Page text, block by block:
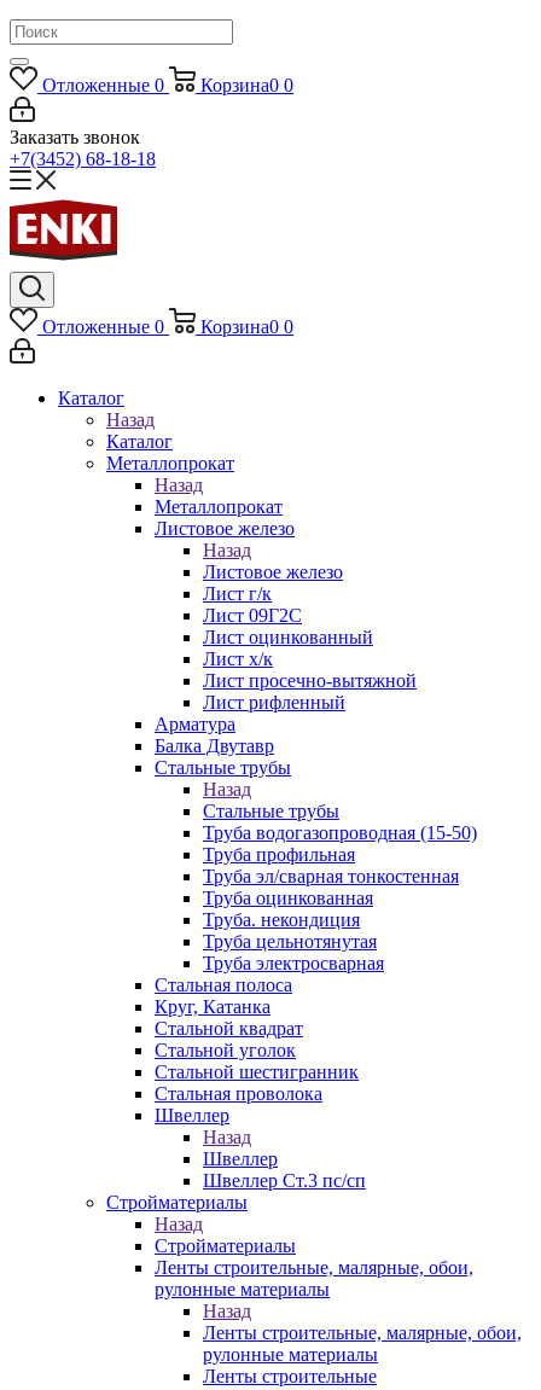
Отложенные 0 Корзина0 0
Заказать звонок
+7(3452) 68-18-18
Отложенные 0 Корзина0 0
Каталог
Назад
Каталог
Металлопрокат
Назад
Металлопрокат
Листовое железо
Назад
Листовое железо
Лист г/к
Лист 09Г2С
Лист оцинкованный
Лист х/к
Лист просечно-вытяжной
Лист рифленный
Арматура
Балка Двутавр
Стальные трубы
Назад
Стальные трубы
Труба водогазопроводная (15-50)
Труба профильная
Труба эл/сварная тонкостенная
Труба оцинкованная
Труба. некондиция
Труба цельнотянутая
Труба электросварная
Стальная полоса
Круг, Катанка
Стальной квадрат
Стальной уголок
Стальной шестигранник
Стальная проволока
Швеллер
Назад
Швеллер
Швеллер Ст.3 пс/сп
Стройматериалы
Назад
Стройматериалы
Ленты строительные, малярные, обои,
рулонные материалы
Назад
Ленты строительные, малярные, обои,
рулонные материалы
Ленты строительные